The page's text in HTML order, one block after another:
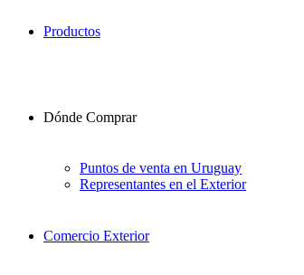
Productos
Dónde Comprar
Puntos de venta en Uruguay
Representantes en el Exterior
Comercio Exterior